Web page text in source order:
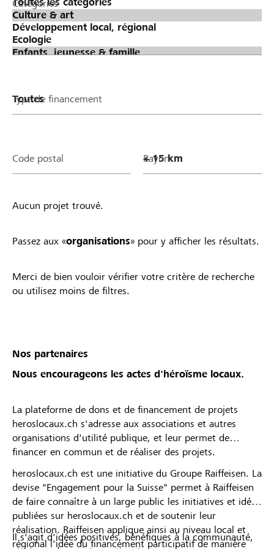
Catégories
Type de financement
Code postal Rayon
Aucun projet trouvé.
Passez aux «organisations» pour y afficher les résultats.
Merci de bien vouloir vérifier votre critère de recherche
ou utilisez moins de filtres.
Nos partenaires
Nous encourageons les actes d'héroïsme locaux.
La plateforme de dons et de financement de projets
heroslocaux.ch s'adresse aux associations et autres
organisations d'utilité publique, et leur permet de
financer en commun et de réaliser des projets.
heroslocaux.ch est une initiative du Groupe Raiffeisen. La
devise "Engagement pour la Suisse" permet à Raiffeisen
de faire connaître à un large public les initiatives et idées
publiées sur heroslocaux.ch et de soutenir leur
réalisation. Raiffeisen applique ainsi au niveau local et
régional l'idée du financement participatif de manière
Il s'agit d'idées positives, bénéfiques à la communauté,